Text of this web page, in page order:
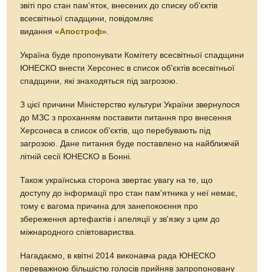
звіті про стан пам'яток, внесених до списку об'єктів
всесвітньої спадщини, повідомляє
видання «Апостроф».
Україна буде пропонувати Комітету всесвітньої спадщини
ЮНЕСКО внести Херсонес в список об'єктів всесвітньої
спадщини, які знаходяться під загрозою.
З цієї причини Міністерство культури України звернулося
до МЗС з проханням поставити питання про внесення
Херсонеса в список об'єктів, що перебувають під
загрозою. Дане питання буде поставлено на найближчій
літній сесії ЮНЕСКО в Бонні.
Також українська сторона звертає увагу на те, що
доступу до інформації про стан пам'ятника у неї немає,
тому є вагома причина для занепокоєння про
збереження артефактів і апеляції у зв'язку з цим до
міжнародного співтовариства.
Нагадаємо, в квітні 2014 виконавча рада ЮНЕСКО
переважною більшістю голосів прийняв запропоновану